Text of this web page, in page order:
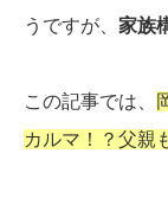
うですが、 家族
この記事では、
カルマ！？父親